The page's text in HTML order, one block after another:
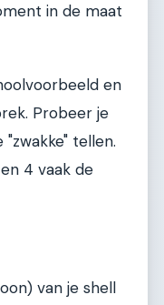
in de maat
en
Probeer je
tellen.
4 vaak de
van je shell